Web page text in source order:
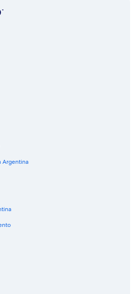
de Fuerte de Copacabana
de Vital Brasil
de Convento de San Antonio
Argentina